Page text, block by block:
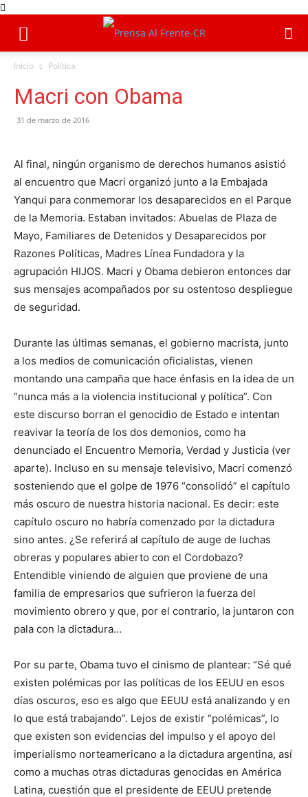
Inicio Política
Macri con Obama
31 de marzo de 2016
Al final, ningún organismo de derechos humanos asistió
al encuentro que Macri organizó junto a la Embajada
Yanqui para conmemorar los desaparecidos en el Parque
de la Memoria. Estaban invitados: Abuelas de Plaza de
Mayo, Familiares de Detenidos y Desaparecidos por
Razones Políticas, Madres Línea Fundadora y la
agrupación HIJOS. Macri y Obama debieron entonces dar
sus mensajes acompañados por su ostentoso despliegue
de seguridad.
Durante las últimas semanas, el gobierno macrista, junto
a los medios de comunicación oficialistas, vienen
montando una campaña que hace énfasis en la idea de un
“nunca más a la violencia institucional y política”. Con
este discurso borran el genocidio de Estado e intentan
reavivar la teoría de los dos demonios, como ha
denunciado el Encuentro Memoria, Verdad y Justicia (ver
aparte). Incluso en su mensaje televisivo, Macri comenzó
sosteniendo que el golpe de 1976 “consolidó” el capítulo
más oscuro de nuestra historia nacional. Es decir: este
capítulo oscuro no habría comenzado por la dictadura
sino antes. ¿Se referirá al capítulo de auge de luchas
obreras y populares abierto con el Cordobazo?
Entendible viniendo de alguien que proviene de una
familia de empresarios que sufrieron la fuerza del
movimiento obrero y que, por el contrario, la juntaron con
pala con la dictadura…
Por su parte, Obama tuvo el cinismo de plantear: “Sé qué
existen polémicas por las políticas de los EEUU en esos
días oscuros, eso es algo que EEUU está analizando y en
lo que está trabajando”. Lejos de existir “polémicas”, lo
que existen son evidencias del impulso y el apoyo del
imperialismo norteamericano a la dictadura argentina, así
como a muchas otras dictaduras genocidas en América
Latina, cuestión que el presidente de EEUU pretende